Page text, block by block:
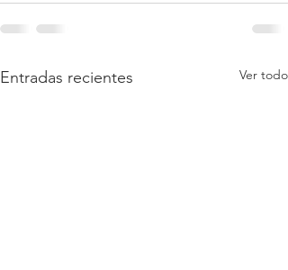
Entradas recientes Ver todo